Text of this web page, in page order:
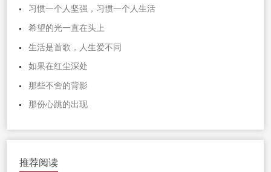
习惯一个人坚强，习惯一个人生活
希望的光一直在头上
生活是首歌，人生爱不同
如果在红尘深处
那些不舍的背影
那份心跳的出现
推荐阅读